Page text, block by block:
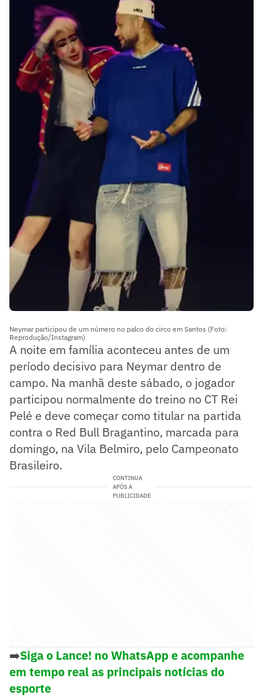
Neymar participou de um número no palco do circo em Santos (Foto:
Reprodução/Instagram)
A noite em família aconteceu antes de um
período decisivo para Neymar dentro de
campo. Na manhã deste sábado, o jogador
participou normalmente do treino no CT Rei
Pelé e deve começar como titular na partida
contra o Red Bull Bragantino, marcada para
domingo, na Vila Belmiro, pelo Campeonato
Brasileiro.
CONTINUA
APÓS A
PUBLICIDADE
➡️Siga o Lance! no WhatsApp e acompanhe
em tempo real as principais notícias do
esporte